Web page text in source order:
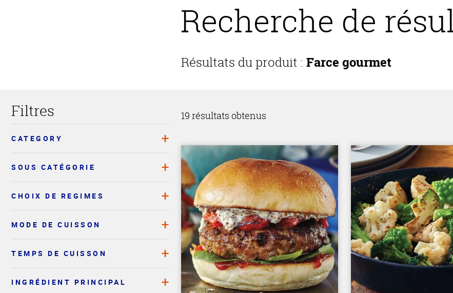
Recherche de
Résultats du produit : Farce gourmet
19 résultats obtenus
Filtres
CATEGORY
SOUS CATÉGORIE
CHOIX DE REGIMES
MODE DE CUISSON
TEMPS DE CUISSON
INGRÉDIENT PRINCIPAL